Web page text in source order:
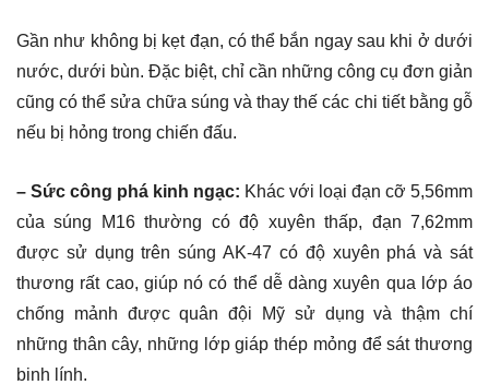
Gần như không bị kẹt đạn, có thể bắn ngay sau khi ở dưới
nước, dưới bùn. Đặc biệt, chỉ cần những công cụ đơn giản
cũng có thể sửa chữa súng và thay thế các chi tiết bằng gỗ
nếu bị hỏng trong chiến đấu.
– Sức công phá kinh ngạc: Khác với loại đạn cỡ 5,56mm
của súng M16 thường có độ xuyên thấp, đạn 7,62mm
được sử dụng trên súng AK-47 có độ xuyên phá và sát
thương rất cao, giúp nó có thể dễ dàng xuyên qua lớp áo
chống mảnh được quân đội Mỹ sử dụng và thậm chí
những thân cây, những lớp giáp thép mỏng để sát thương
binh lính.